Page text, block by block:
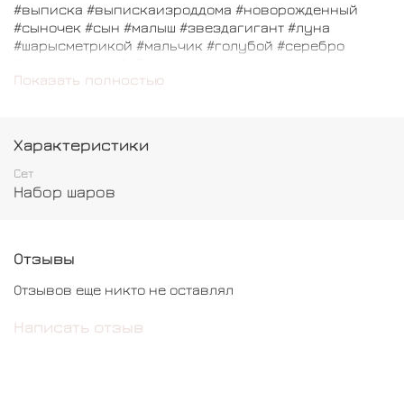
#выписка #выпискаизроддома #новорожденный
#сыночек #сын #малыш #звездагигант #луна
#шарысметрикой #мальчик #голубой #серебро
Показать полностью
Характеристики
Сет
Набор шаров
Отзывы
Отзывов еще никто не оставлял
Написать отзыв